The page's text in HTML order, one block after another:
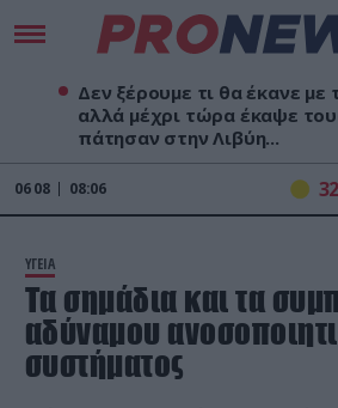
Δεν ξέρουμε τι θα έκανε με
αλλά μέχρι τώρα έκαψε
πάτησαν στην Λιβύη...
06 08 08:06 32
ΥΓΕΙΑ
Τα σημάδια και τα
αδύναμου
συστήματος